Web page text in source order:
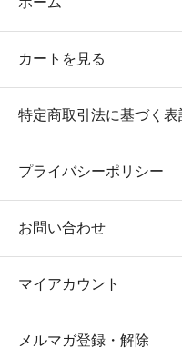
カートを見る
特定商取引法に基づく表
プライバシーポリシー
お問い合わせ
マイアカウント
メルマガ登録・解除